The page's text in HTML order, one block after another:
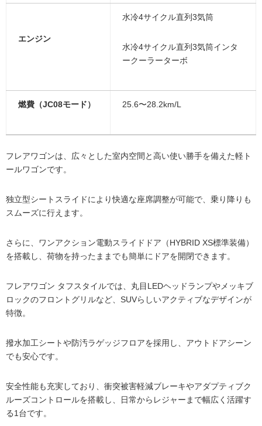
エンジン
水冷4サイクル直列3気筒
水冷4サイクル直列3気筒インタ
ークーラーターボ
燃費（JC08モード） 25.6〜28.2km/L
フレアワゴンは、広々とした室内空間と高い使い勝手を備えた軽ト
ールワゴンです。
独立型シートスライドにより快適な座席調整が可能で、乗り降りも
スムーズに行えます。
さらに、ワンアクション電動スライドドア（HYBRID XS標準装備）
を搭載し、荷物を持ったままでも簡単にドアを開閉できます。
フレアワゴン タフスタイルでは、丸目LEDヘッドランプやメッキブ
ロックのフロントグリルなど、SUVらしいアクティブなデザインが
特徴。
撥水加工シートや防汚ラゲッジフロアを採用し、アウトドアシーン
でも安心です。
安全性能も充実しており、衝突被害軽減ブレーキやアダプティブク
ルーズコントロールを搭載し、日常からレジャーまで幅広く活躍す
る1台です。